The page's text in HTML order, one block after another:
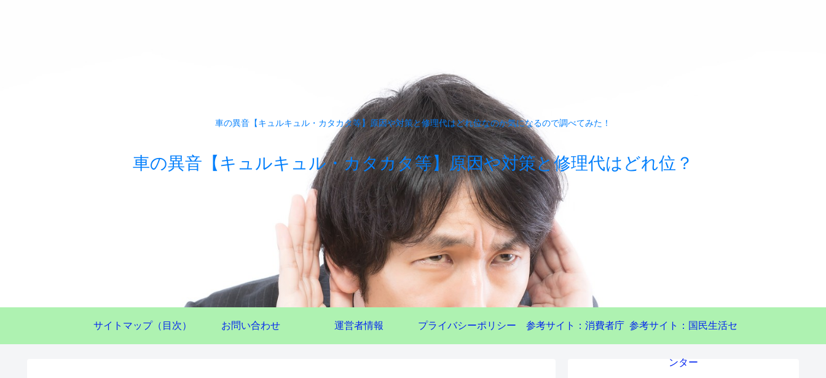
車の異音【キュルキュル・カタカタ等】原因や対策と修理代はどれ位なのか気になるので調べてみた！
車の異音【キュルキュル・カタカタ等】原因や対策と修理代はどれ位？
サイトマップ（目次） お問い合わせ 運営者情報 プライバシーポリシー 参考サイト：消費者庁 参考サイト：国民生活セ
ンター